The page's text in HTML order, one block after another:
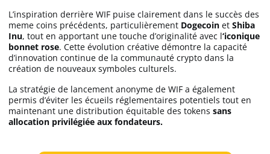
L’inspiration derrière WIF puise clairement dans le succès des
meme coins précédents, particulièrement Dogecoin et Shiba
Inu, tout en apportant une touche d’originalité avec l‘iconique
bonnet rose. Cette évolution créative démontre la capacité
d’innovation continue de la communauté crypto dans la
création de nouveaux symboles culturels.
La stratégie de lancement anonyme de WIF a également
permis d’éviter les écueils réglementaires potentiels tout en
maintenant une distribution équitable des tokens sans
allocation privilégiée aux fondateurs.